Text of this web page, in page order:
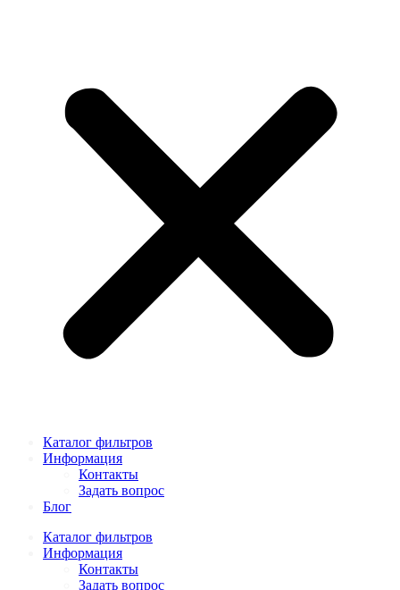
Каталог фильтров
Информация
Контакты
Задать вопрос
Блог
Каталог фильтров
Информация
Контакты
Задать вопрос